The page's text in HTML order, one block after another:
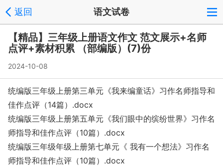
返回 语文试卷
【精品】三年级上册语文作文 范文展示+名师
点评+素材积累 （部编版）(7)份
2024-10-08
统编版三年级上册第三单元《我来编童话》习作名师指导和
佳作点评（14篇）.docx
统编版三年级上册第五单元《我们眼中的缤纷世界》习作名
师指导和佳作点评（10篇）.docx
统编版三年级年级上册第七单元《 我有一个想法》习作名
师指导和佳作点评（10篇）.docx